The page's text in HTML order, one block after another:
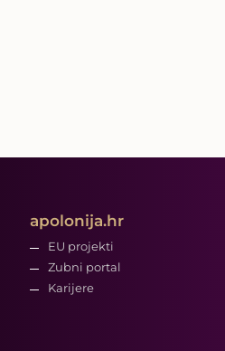
apolonija.hr
EU projekti
Zubni portal
Karijere